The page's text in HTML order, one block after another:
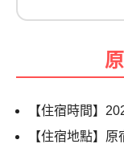
【住宿時間】
【住宿地點】原